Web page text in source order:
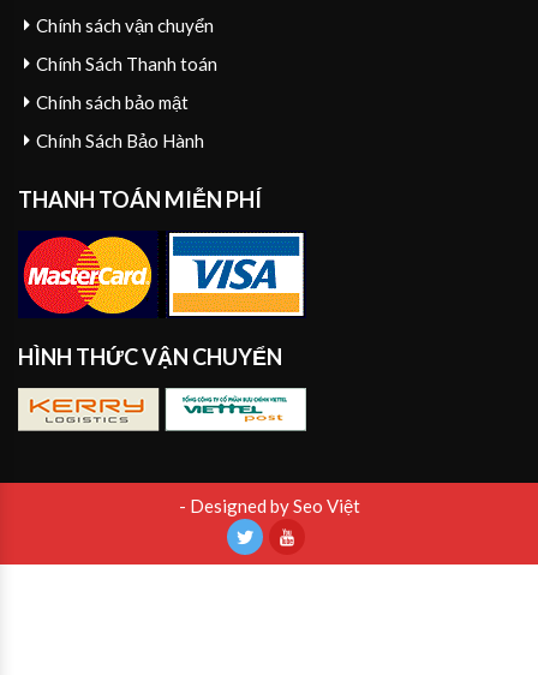
Chính sách vận chuyển
Chính Sách Thanh toán
Chính sách bảo mật
Chính Sách Bảo Hành
THANH TOÁN MIỄN PHÍ
HÌNH THỨC VẬN CHUYỂN
- Designed by Seo Việt